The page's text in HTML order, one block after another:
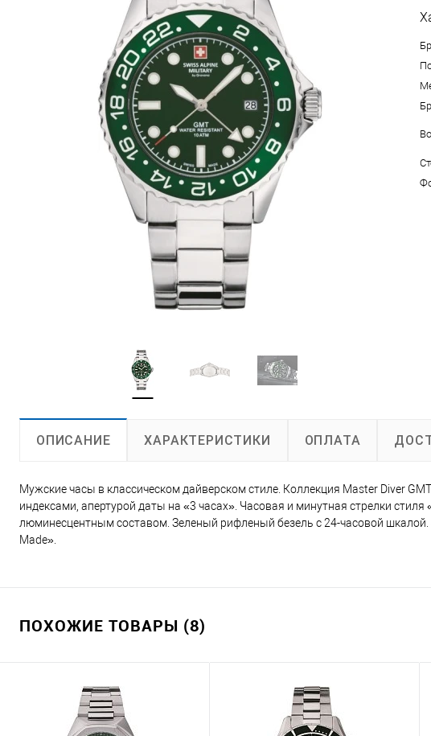
ОПИСАНИЕ ХАРАКТЕРИСТИКИ ОПЛАТА
Мужские часы в классическом дайверском стиле. Коллекция Master Diver
индексами, апертурой даты на «3 часах». Часовая и минутная стрелки
люминесцентным составом. Зеленый рифленый безель с 24-часовой
Made».
ПОХОЖИЕ ТОВАРЫ (8)